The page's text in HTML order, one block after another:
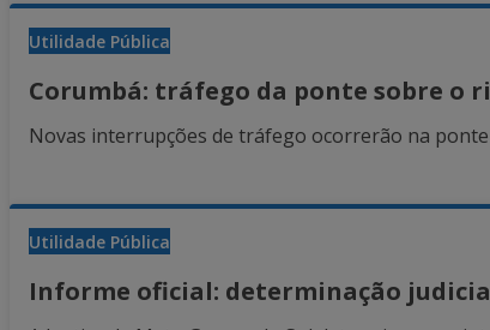
Utilidade Pública
Corumbá: tráfego da ponte sobre o
Novas interrupções de tráfego ocorrerão na
Utilidade Pública
Informe oficial: determinação